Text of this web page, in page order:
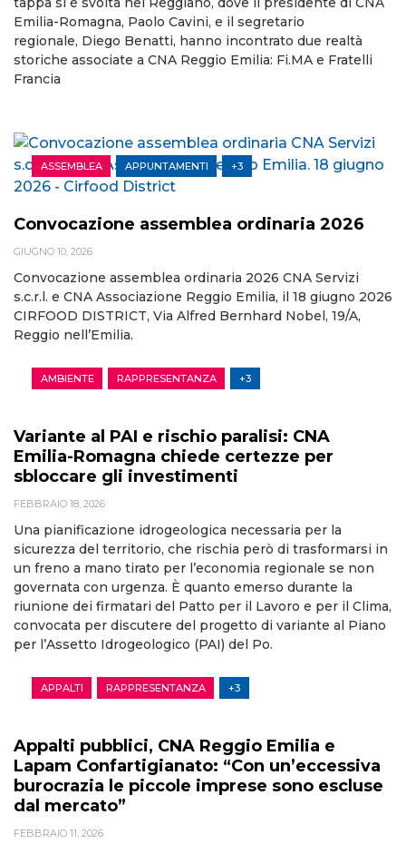
Emilia-Romagna, Paolo Cavini, e il segretario
regionale, Diego Benatti, hanno incontrato due realtà
storiche associate a CNA Reggio Emilia: Fi.MA e Fratelli
Francia
ASSEMBLEA APPUNTAMENTI +3
Convocazione assemblea ordinaria 2026
GIUGNO 10, 2026
Convocazione assemblea ordinaria 2026 CNA Servizi
s.c.r.l. e CNA Associazione Reggio Emilia, il 18 giugno 2026
CIRFOOD DISTRICT, Via Alfred Bernhard Nobel, 19/A,
Reggio nell’Emilia.
AMBIENTE RAPPRESENTANZA +3
Variante al PAI e rischio paralisi: CNA
Emilia-Romagna chiede certezze per
sbloccare gli investimenti
FEBBRAIO 18, 2026
Una pianificazione idrogeologica necessaria per la
sicurezza del territorio, che rischia però di trasformarsi in
un freno a mano tirato per l’economia regionale se non
governata con urgenza. È quanto emerso durante la
riunione dei firmatari del Patto per il Lavoro e per il Clima,
convocata per discutere del progetto di variante al Piano
per l’Assetto Idrogeologico (PAI) del Po.
APPALTI RAPPRESENTANZA +3
Appalti pubblici, CNA Reggio Emilia e
Lapam Confartigianato: “Con un’eccessiva
burocrazia le piccole imprese sono escluse
dal mercato”
FEBBRAIO 11, 2026